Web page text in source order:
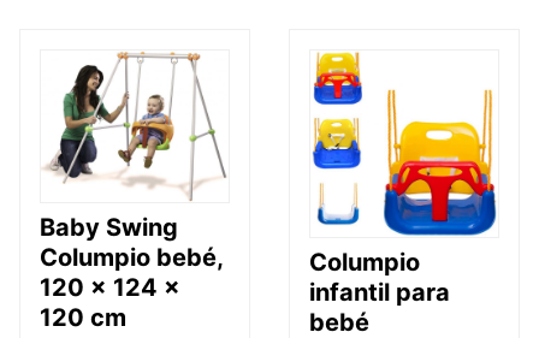
Baby Swing
Columpio bebé,
120 x 124 x
120 cm
Columpio
infantil para
bebé